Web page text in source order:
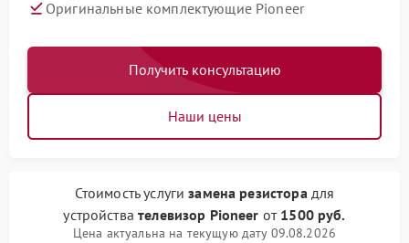
Оригинальные комплектующие Pioneer
Получить консультацию
Наши цены
Стоимость услугизамена резисторадля
устройствателевизор Pioneer от 1500 руб.
Цена актуальна на текущую дату 09.08.2026